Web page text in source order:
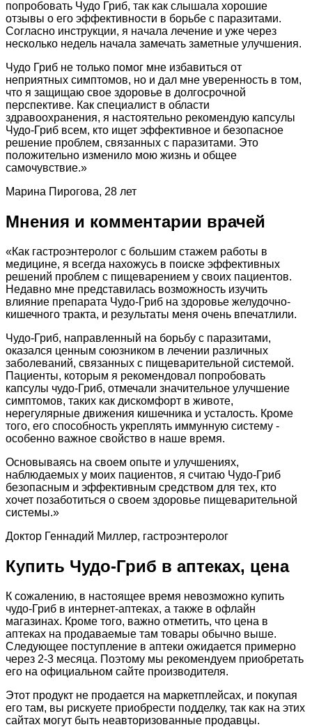
попробовать Чудо Гриб, так как слышала хорошие
отзывы о его эффективности в борьбе с паразитами.
Согласно инструкции, я начала лечение и уже через
несколько недель начала замечать заметные улучшения.
Чудо Гриб не только помог мне избавиться от
неприятных симптомов, но и дал мне уверенность в том,
что я защищаю свое здоровье в долгосрочной
перспективе. Как специалист в области
здравоохранения, я настоятельно рекомендую капсулы
Чудо-Гриб всем, кто ищет эффективное и безопасное
решение проблем, связанных с паразитами. Это
положительно изменило мою жизнь и общее
самочувствие.»
Марина Пирогова, 28 лет
Мнения и комментарии врачей
«Как гастроэнтеролог с большим стажем работы в
медицине, я всегда нахожусь в поиске эффективных
решений проблем с пищеварением у своих пациентов.
Недавно мне представилась возможность изучить
влияние препарата Чудо-Гриб на здоровье желудочно-
кишечного тракта, и результаты меня очень впечатлили.
Чудо-Гриб, направленный на борьбу с паразитами,
оказался ценным союзником в лечении различных
заболеваний, связанных с пищеварительной системой.
Пациенты, которым я рекомендовал попробовать
капсулы чудо-Гриб, отмечали значительное улучшение
симптомов, таких как дискомфорт в животе,
нерегулярные движения кишечника и усталость. Кроме
того, его способность укреплять иммунную систему -
особенно важное свойство в наше время.
Основываясь на своем опыте и улучшениях,
наблюдаемых у моих пациентов, я считаю Чудо-Гриб
безопасным и эффективным средством для тех, кто
хочет позаботиться о своем здоровье пищеварительной
системы.»
Доктор Геннадий Миллер, гастроэнтеролог
Купить Чудо-Гриб в аптеках, цена
К сожалению, в настоящее время невозможно купить
чудо-Гриб в интернет-аптеках, а также в офлайн
магазинах. Кроме того, важно отметить, что цена в
аптеках на продаваемые там товары обычно выше.
Следующее поступление в аптеки ожидается примерно
через 2-3 месяца. Поэтому мы рекомендуем приобретать
его на официальном сайте производителя.
Этот продукт не продается на маркетплейсах, и покупая
его там, вы рискуете приобрести подделку, так как на этих
сайтах могут быть неавторизованные продавцы.